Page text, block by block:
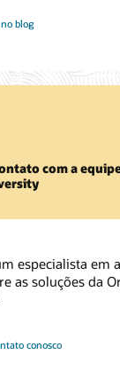
blog
com a
especialista em
as soluções da
conosco